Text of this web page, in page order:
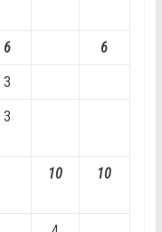
6
6
3
3
10 10